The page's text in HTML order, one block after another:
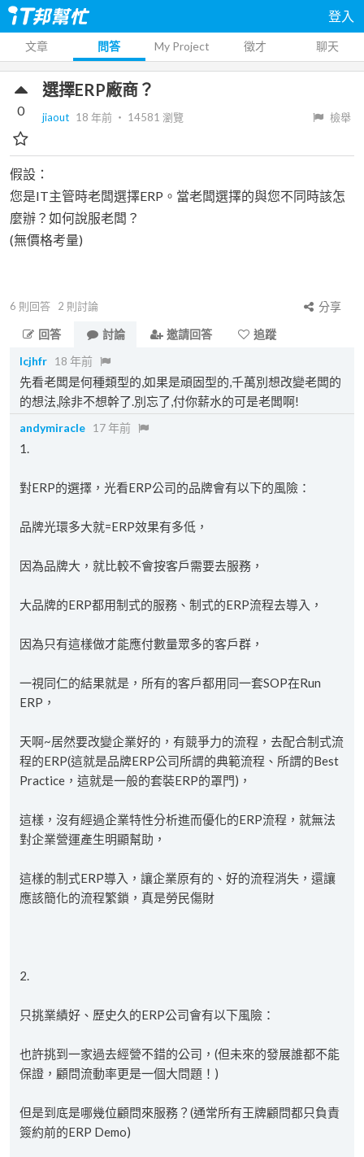
登入
文章 問答 My Project 徵才 聊天
選擇ERP廠商？
jiaout 18 年前 ‧ 14581 瀏覽 檢舉
0
假設：
您是IT主管時老闆選擇ERP。當老闆選擇的與您不同時該怎
麼辦？如何說服老闆？
(無價格考量)
6 則回答 2 則討論
分享
回答
討論 邀請回答
追蹤
lcjhfr 18 年前
先看老闆是何種類型的,如果是頑固型的,千萬別想改變老闆的
的想法,除非不想幹了.別忘了,付你薪水的可是老闆啊!
andymiracle 17 年前
1.
對ERP的選擇，光看ERP公司的品牌會有以下的風險：
品牌光環多大就=ERP效果有多低，
因為品牌大，就比較不會按客戶需要去服務，
大品牌的ERP都用制式的服務、制式的ERP流程去導入，
因為只有這樣做才能應付數量眾多的客戶群，
一視同仁的結果就是，所有的客戶都用同一套SOP在Run
ERP，
天啊~居然要改變企業好的，有競爭力的流程，去配合制式流
程的ERP(這就是品牌ERP公司所謂的典範流程、所謂的Best
Practice，這就是一般的套裝ERP的罩門)，
這樣，沒有經過企業特性分析進而優化的ERP流程，就無法
對企業營運產生明顯幫助，
這樣的制式ERP導入，讓企業原有的、好的流程消失，還讓
應該簡化的流程繁鎖，真是勞民傷財
2.
只挑業績好、歷史久的ERP公司會有以下風險：
也許挑到一家過去經營不錯的公司，(但未來的發展誰都不能
保證，顧問流動率更是一個大問題！)
但是到底是哪幾位顧問來服務？(通常所有王牌顧問都只負責
簽約前的ERP Demo)